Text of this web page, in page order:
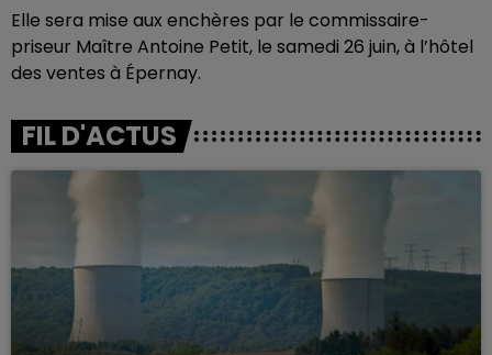
Elle sera mise aux enchères par le commissaire-
priseur Maître Antoine Petit, le samedi 26 juin, à l’hôtel
des ventes à Épernay.
FIL D'ACTUS